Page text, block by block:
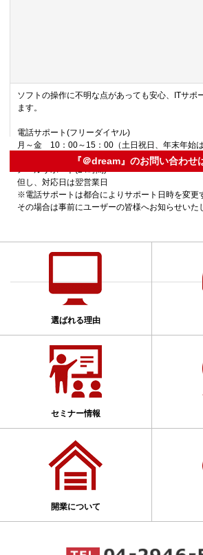
ソフトの操作に不明な点があっても安心、ITサポ
ます。
電話サポート(フリーダイヤル)
月～金 10：00～15：00（土日祝日、年末年始は
メールサポート(24時間)
但し、対応日は翌営業日
※電話サポートは都合によりサポート日時を変更
その場合は事前にユーザーの皆様へお知らせいた
『＠dream』のお問い合わせ
選ばれる理由
セミナー情報
開業について